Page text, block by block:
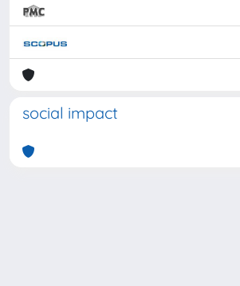
social impact